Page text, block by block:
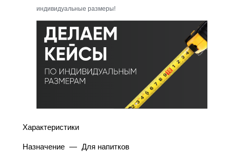
индивидуальные размеры!
Характеристики
Назначение — Для напитков